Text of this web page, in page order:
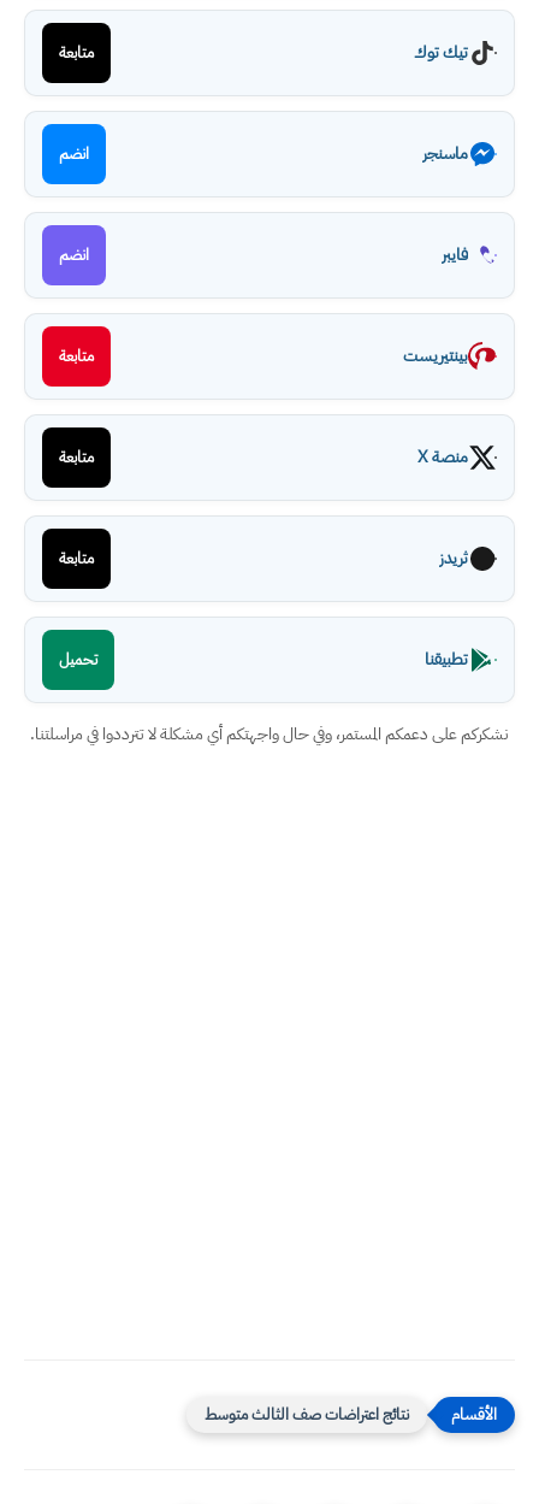
تيك توك متابعة
ماسنجر انضم
فايبر انضم
بينتيريست متابعة
منصة X متابعة
ثريدز متابعة
تطبيقنا تحميل
نشكركم على دعمكم المستمر، وفي حال واجهتكم أي مشكلة لا تترددوا في مراسلتنا.
نتائج اعتراضات صف الثالث متوسط